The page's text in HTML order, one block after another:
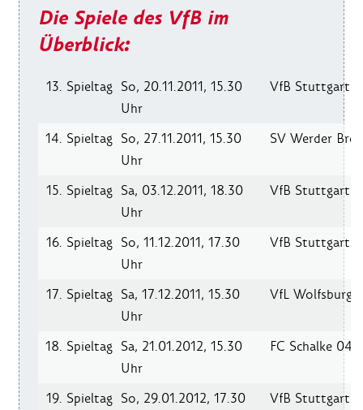
Die Spiele des VfB im
Überblick:
13. Spieltag So, 20.11.2011, 15.30
Uhr
VfB Stuttgart
14. Spieltag So, 27.11.2011, 15.30
Uhr
SV Werder
15. Spieltag Sa, 03.12.2011, 18.30
Uhr
VfB Stuttgart
16. Spieltag So, 11.12.2011, 17.30
Uhr
VfB Stuttgart
17. Spieltag Sa, 17.12.2011, 15.30
Uhr
VfL Wolfsburg -
18. Spieltag Sa, 21.01.2012, 15.30
Uhr
FC Schalke 04 -
19. Spieltag So, 29.01.2012, 17.30
VfB Stuttgart